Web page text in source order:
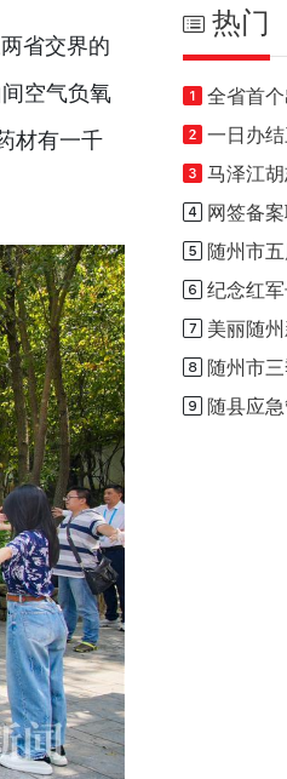
省交界的
空气负氧
材有一千
热门
全省首
一日办
马泽江
网签备
随州市五
纪念红军长征
美丽随州
随州市三
随县应